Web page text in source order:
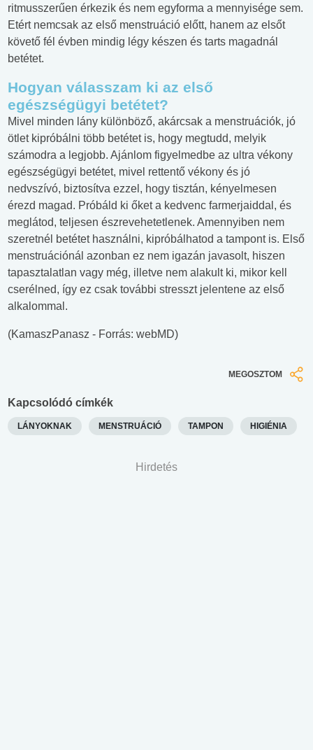
ritmusszerűen érkezik és nem egyforma a mennyisége sem.
Etért nemcsak az első menstruáció előtt, hanem az elsőt
követő fél évben mindig légy készen és tarts magadnál
betétet.
Hogyan válasszam ki az első
egészségügyi betétet?
Mivel minden lány különböző, akárcsak a menstruációk, jó
ötlet kipróbálni több betétet is, hogy megtudd, melyik
számodra a legjobb. Ajánlom figyelmedbe az ultra vékony
egészségügyi betétet, mivel rettentő vékony és jó
nedvszívó, biztosítva ezzel, hogy tisztán, kényelmesen
érezd magad. Próbáld ki őket a kedvenc farmerjaiddal, és
meglátod, teljesen észrevehetetlenek. Amennyiben nem
szeretnél betétet használni, kipróbálhatod a tampont is. Első
menstruációnál azonban ez nem igazán javasolt, hiszen
tapasztalatlan vagy még, illetve nem alakult ki, mikor kell
cserélned, így ez csak további stresszt jelentene az első
alkalommal.
(KamaszPanasz - Forrás: webMD)
MEGOSZTOM
Kapcsolódó címkék
LÁNYOKNAK MENSTRUÁCIÓ TAMPON HIGIÉNIA
Hirdetés